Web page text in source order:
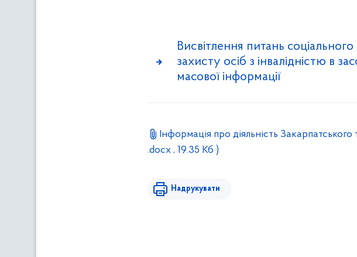
Висвітлення питань соціального
захисту осіб з інвалідністю в
масової інформації
Інформація про діяльність
.docx , 19.35 Кб )
Надрукувати